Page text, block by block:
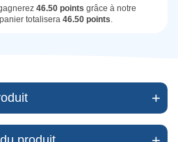
46.50 points grâce à notre
totalisera 46.50 points.